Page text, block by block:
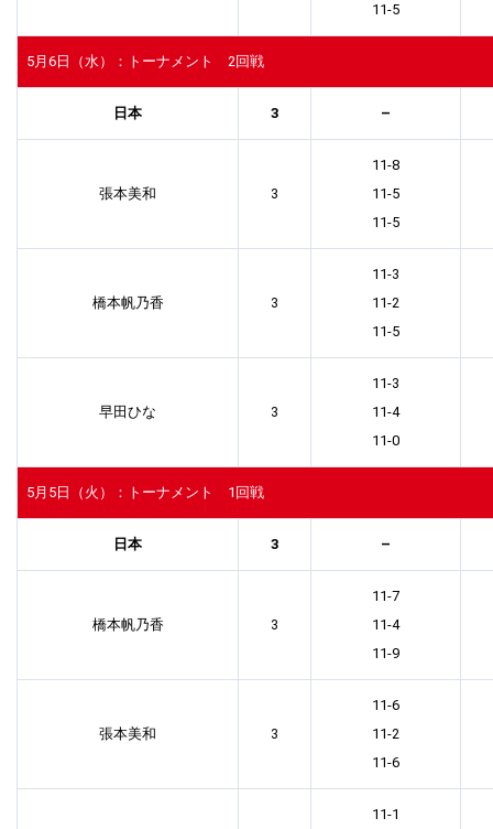
11-5
5月6日（水）：トーナメント 2回戦
日本 3 –
張本美和 3
11-8
11-5
11-5
橋本帆乃香 3
11-3
11-2
11-5
早田ひな 3
11-3
11-4
11-0
5月5日（火）：トーナメント 1回戦
日本 3 –
橋本帆乃香 3
11-7
11-4
11-9
張本美和 3
11-6
11-2
11-6
11-1